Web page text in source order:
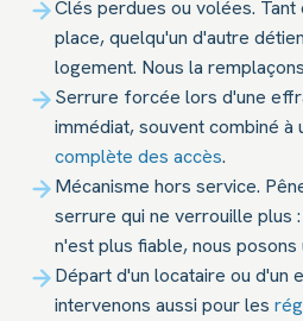
Clés perdues ou volées.
place, quelqu'un d'autre
logement. Nous la
Serrure forcée lors d'une
immédiat, souvent combiné à
complète des accès.
Mécanisme hors service.
serrure qui ne verrouille plus
n'est plus fiable, nous
Départ d'un locataire ou d'un
intervenons aussi pour les